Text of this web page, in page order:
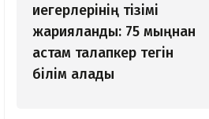
иегерлерінің тізімі
жарияланды: 75 мыңнан
астам талапкер тегін
білім алады